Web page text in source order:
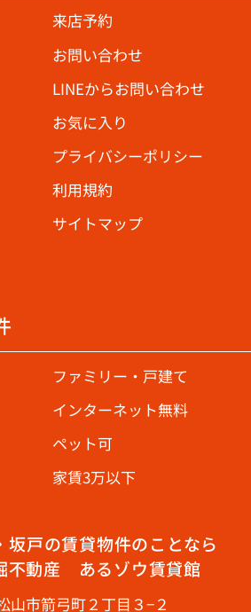
来店予約
お問い合わせ
LINEからお問い合わせ
お気に入り
プライバシーポリシー
利用規約
サイトマップ
ファミリー・戸建て
インターネット無料
ペット可
家賃3万以下
坂戸の賃貸物件のことなら
不動産 あるゾウ賃貸館
山市箭弓町２丁目３−２